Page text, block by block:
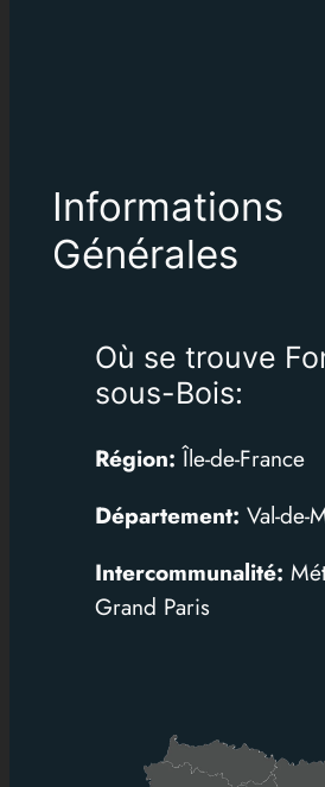
Informations
Générales
Où se trouve
sous-Bois:
Région: Île-de-France
Département: Val-de-
Intercommunalité:
Grand Paris